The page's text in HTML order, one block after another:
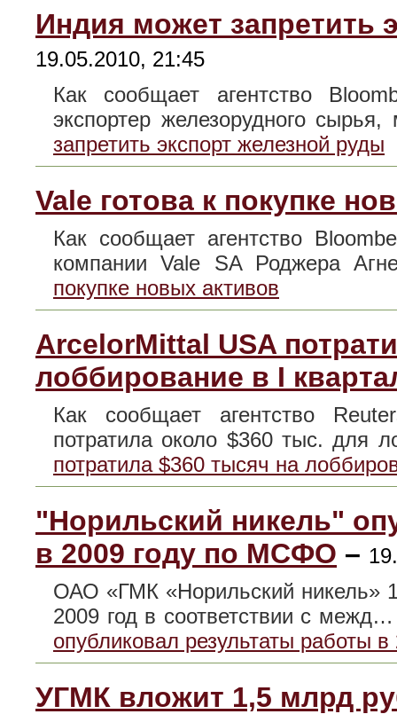
Индия может запретить
19.05.2010, 21:45
Как сообщает агентство
экспортер железорудного
запретить экспорт железной руды
Vale готова к покупке
Как сообщает агентство
компании Vale SA Роджера
покупке новых активов
ArcelorMittal USA
лоббирование в I
Как сообщает агентство
потратила около $360 тыс. для
потратила $360 тысяч на
"Норильский никель"
в 2009 году по МСФО –
ОАО «ГМК «Норильский никель»
2009 год в соответствии с
опубликовал результаты работы
УГМК вложит 1,5 млрд